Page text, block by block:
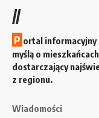
//
P ortal
myślą o
dostarczający
z regionu.
Wiadomości